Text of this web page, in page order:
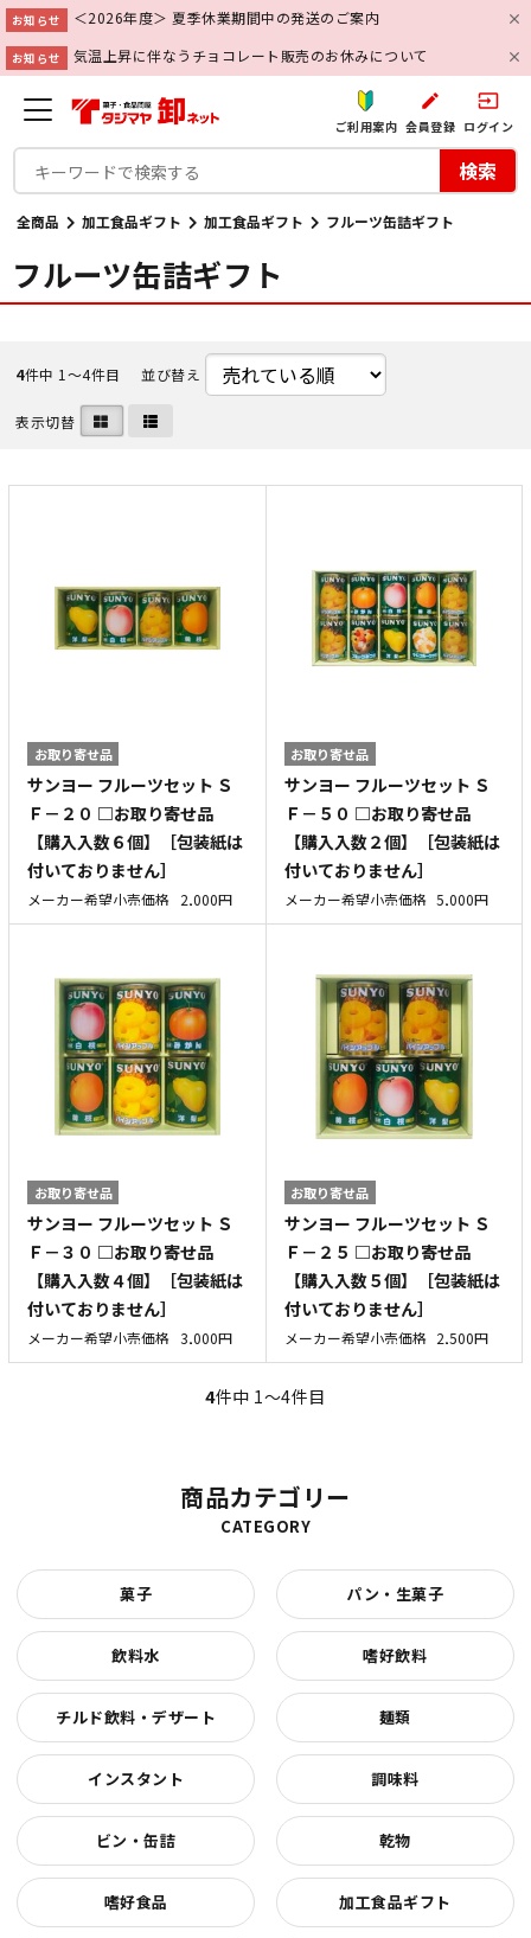
お知らせ ＜2026年度＞ 夏季休業期間中の発送のご案内
お知らせ 気温上昇に伴なうチョコレート販売のお休みについて
ご利用案内
create
会員登録
input
ログイン
検索
全商品 加工食品ギフト 加工食品ギフト フルーツ缶詰ギフト
フルーツ缶詰ギフト
4件中 1〜4件目 並び替え
表示切替
お取り寄せ品
サンヨー フルーツセット Ｓ
Ｆ－２０ □お取り寄せ品
【購入入数６個】［包装紙は
付いておりません］
メーカー希望小売価格 2,000円
お取り寄せ品
サンヨー フルーツセット Ｓ
Ｆ－５０ □お取り寄せ品
【購入入数２個】［包装紙は
付いておりません］
メーカー希望小売価格 5,000円
お取り寄せ品
サンヨー フルーツセット Ｓ
Ｆ－３０ □お取り寄せ品
【購入入数４個】［包装紙は
付いておりません］
メーカー希望小売価格 3,000円
お取り寄せ品
サンヨー フルーツセット Ｓ
Ｆ－２５ □お取り寄せ品
【購入入数５個】［包装紙は
付いておりません］
メーカー希望小売価格 2,500円
4件中 1〜4件目
商品カテゴリー
CATEGORY
菓子 パン・生菓子
飲料水 嗜好飲料
チルド飲料・デザート 麺類
インスタント 調味料
ビン・缶詰 乾物
嗜好食品 加工食品ギフト